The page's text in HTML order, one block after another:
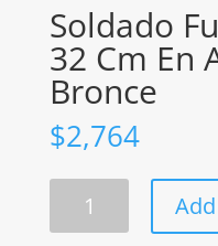
Soldado
32 Cm En
Bronce
$2,764
Fuerza